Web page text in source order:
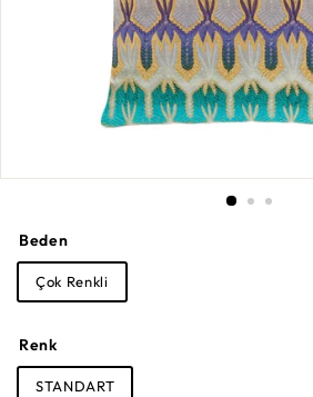
Beden
Çok Renkli
Renk
STANDART